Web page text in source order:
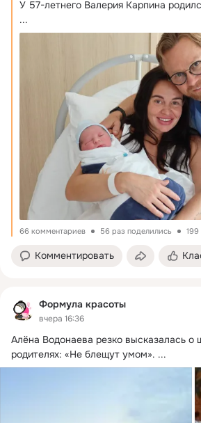
У 57-летнего Валерия Карпина
...
66 комментариев 56 раз поделились 199
Комментировать
Формула красоты
вчера 16:36
Алёна Водонаева резко высказалась о
родителях: «Не блещут умом». ...